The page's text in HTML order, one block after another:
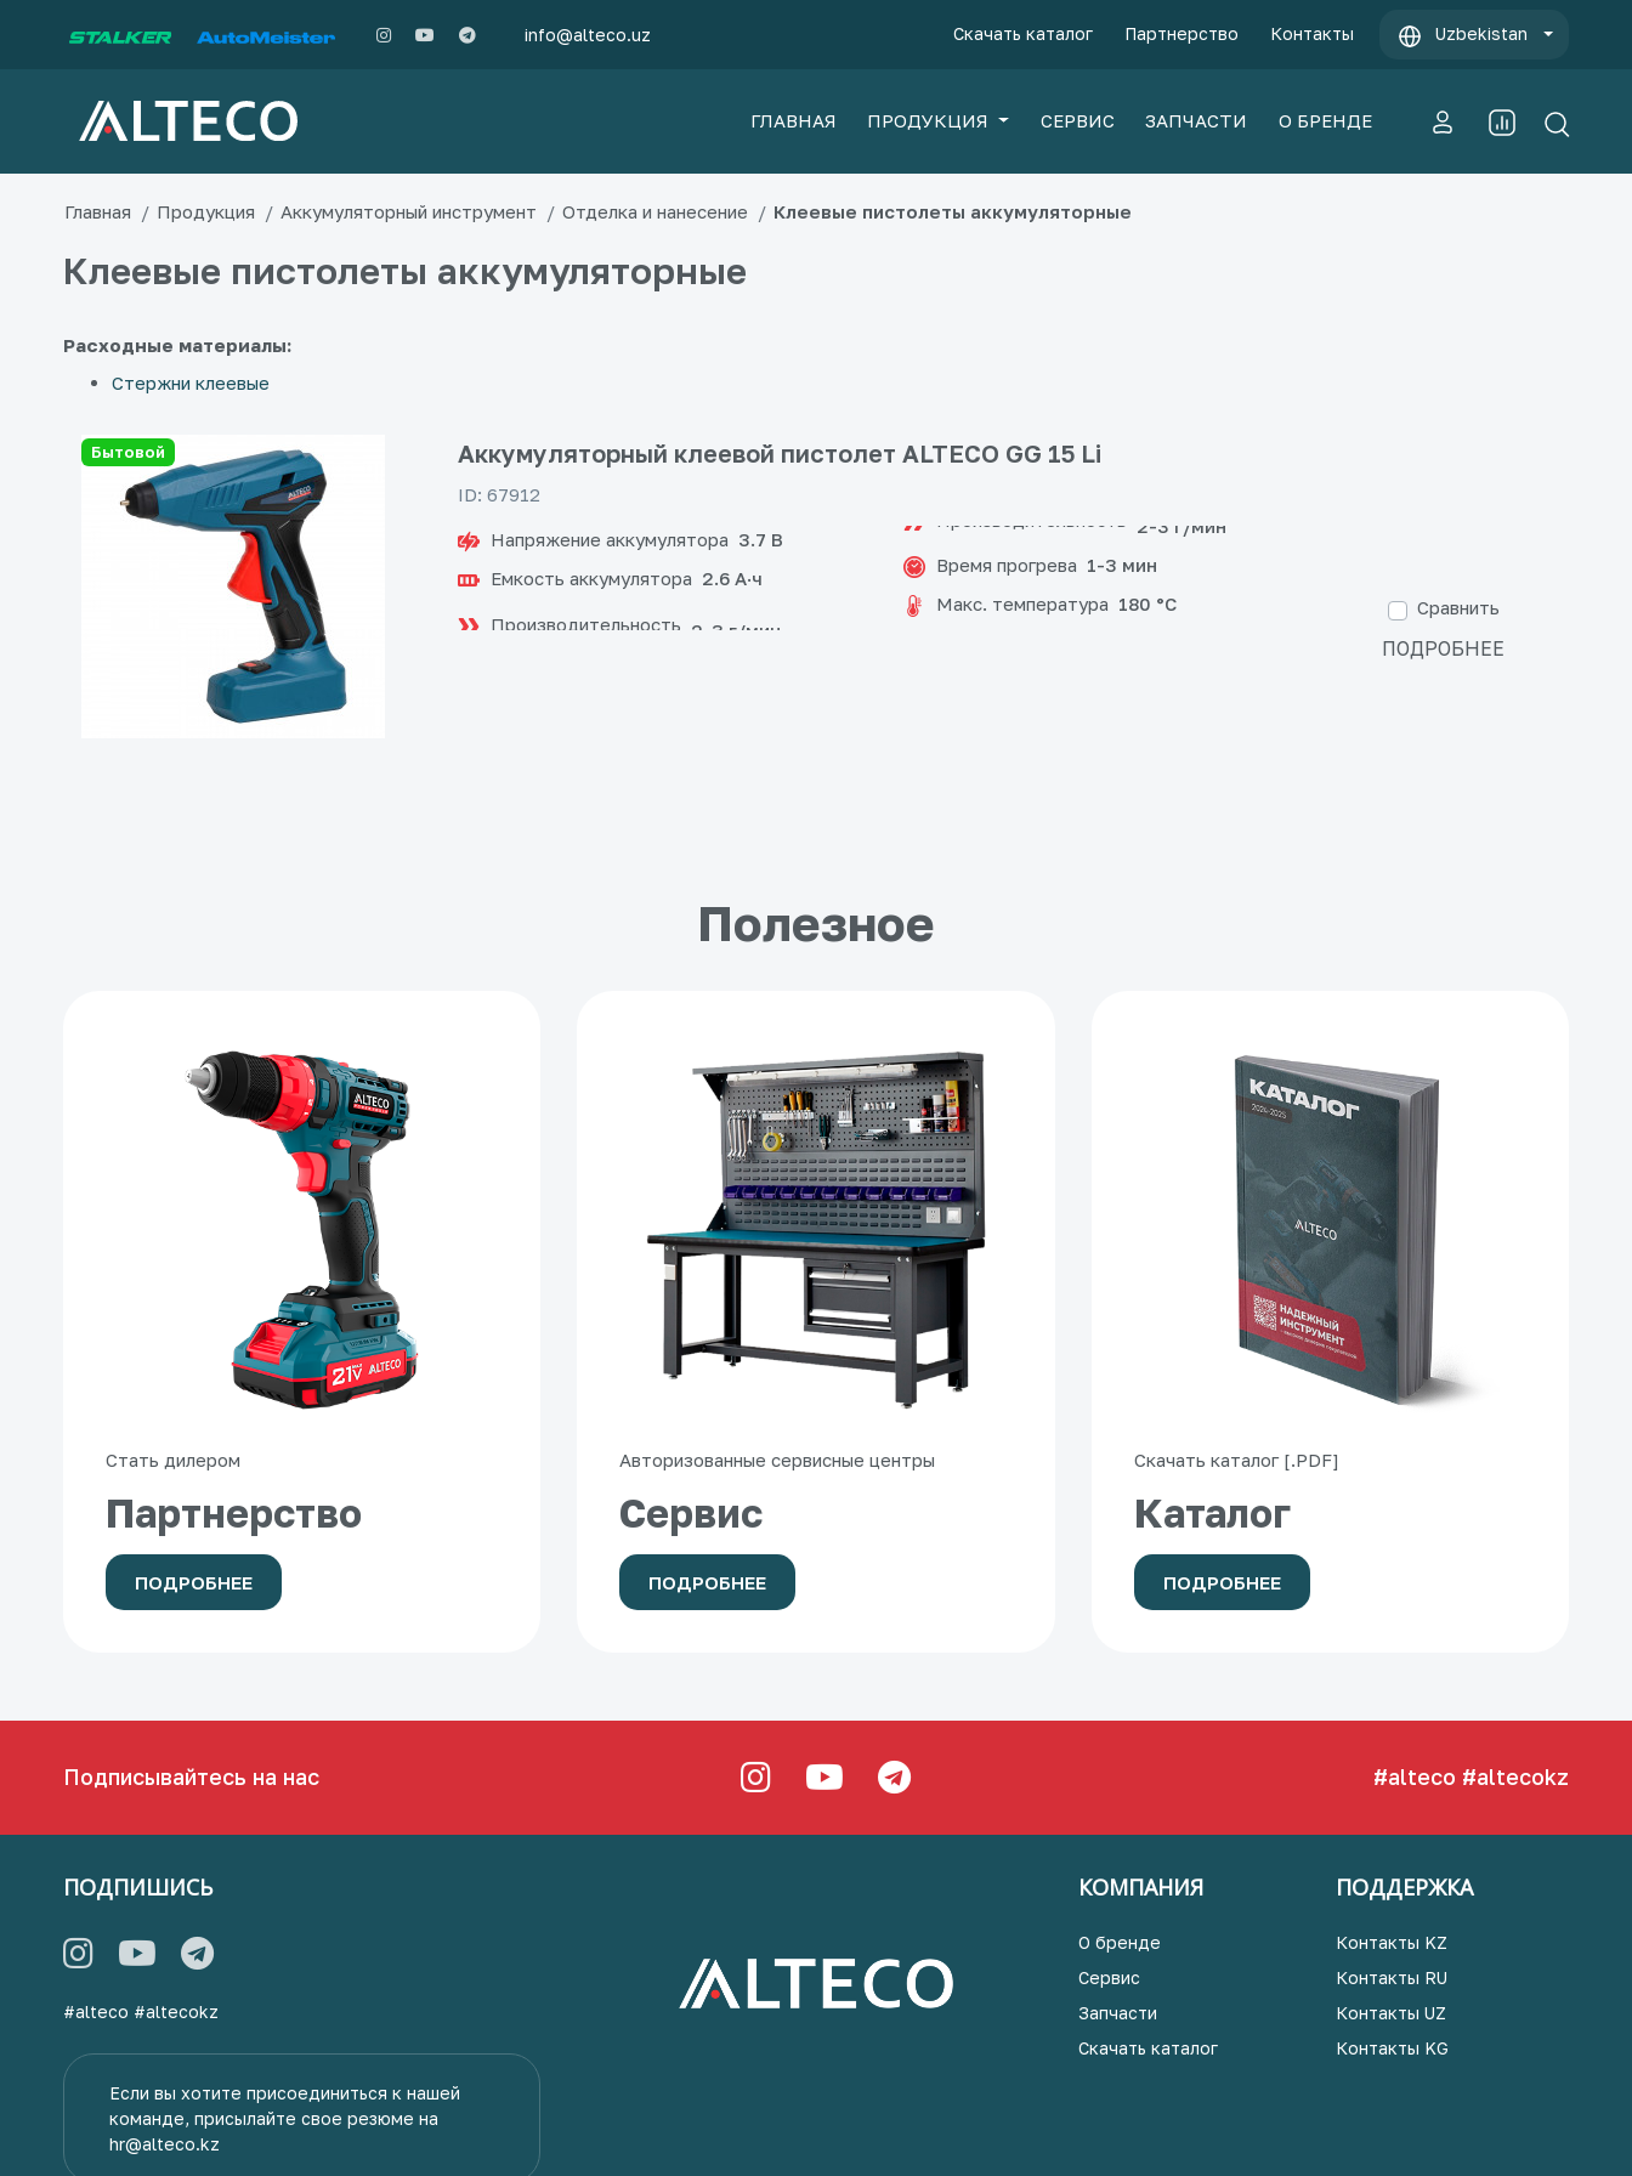
info@alteco.uz Скачать каталог Партнерство Контакты Uzbekistan
ГЛАВНАЯ ПРОДУКЦИЯ СЕРВИС ЗАПЧАСТИ О БРЕНДЕ
Главная Продукция Аккумуляторный инструмент Отделка и нанесение Клеевые пистолеты аккумуляторные
Клеевые пистолеты аккумуляторные
Расходные материалы:
Стержни клеевые
Бытовой Аккумуляторный клеевой пистолет ALTECO GG 15 Li
ID: 67912
Напряжение аккумулятора 3.7 В
Емкость аккумулятора 2.6 А·ч
Производительность 2-3 г/мин
Время прогрева 1-3 мин
Макс. температура 180 °C Сравнить
ПОДРОБНЕЕ
Полезное
Стать дилером
Партнерство
ПОДРОБНЕЕ
Авторизованные сервисные центры
Сервис
ПОДРОБНЕЕ
Скачать каталог [.PDF]
Каталог
ПОДРОБНЕЕ
Подписывайтесь на нас #alteco #altecokz
ПОДПИШИСЬ
#alteco #altecokz
Если вы хотите присоединиться к нашей
команде, присылайте свое резюме на
hr@alteco.kz
КОМПАНИЯ
О бренде
Сервис
Запчасти
Скачать каталог
ПОДДЕРЖКА
Контакты KZ
Контакты RU
Контакты UZ
Контакты KG